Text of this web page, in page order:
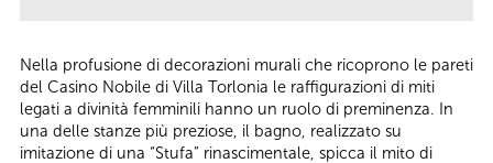
Nella profusione di decorazioni murali che ricoprono le pareti
del Casino Nobile di Villa Torlonia le raffigurazioni di miti
legati a divinità femminili hanno un ruolo di preminenza. In
una delle stanze più preziose, il bagno, realizzato su
imitazione di una “Stufa” rinascimentale, spicca il mito di